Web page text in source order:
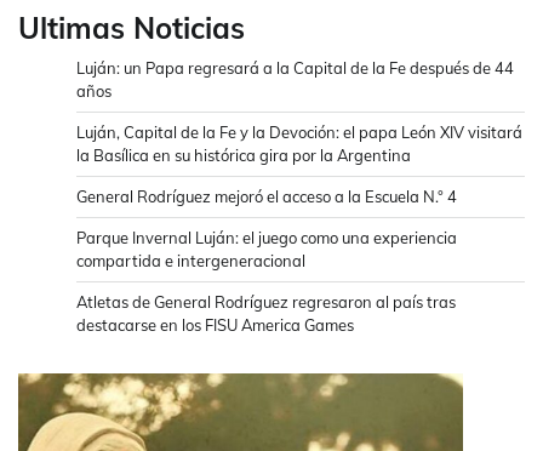
Ultimas Noticias
Luján: un Papa regresará a la Capital de la Fe después de 44
años
Luján, Capital de la Fe y la Devoción: el papa León XIV visitará
la Basílica en su histórica gira por la Argentina
General Rodríguez mejoró el acceso a la Escuela N.° 4
Parque Invernal Luján: el juego como una experiencia
compartida e intergeneracional
Atletas de General Rodríguez regresaron al país tras
destacarse en los FISU America Games